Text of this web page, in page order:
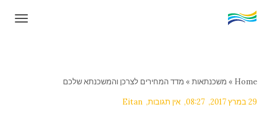
Home
» משכנתאות » מדד המחירים לצרכן והמשכנתא שלכם
29 במרץ 2017
08:27 אין תגובות Eitan